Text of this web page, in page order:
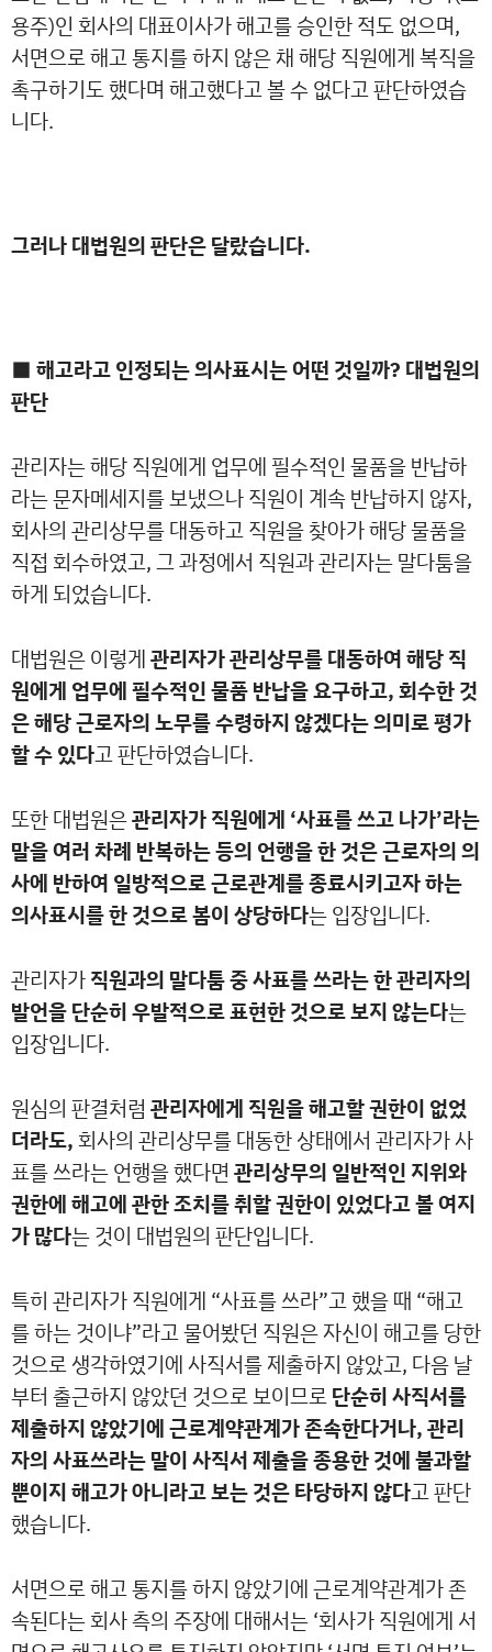
용주)인 회사의 대표이사가 해고를 승인한 적도 없으며,
서면으로 해고 통지를 하지 않은 채 해당 직원에게 복직을
촉구하기도 했다며 해고했다고 볼 수 없다고 판단하였습
니다.
그러나 대법원의 판단은 달랐습니다.
■ 해고라고 인정되는 의사표시는 어떤 것일까? 대법원의
판단
관리자는 해당 직원에게 업무에 필수적인 물품을 반납하
라는 문자메세지를 보냈으나 직원이 계속 반납하지 않자,
회사의 관리상무를 대동하고 직원을 찾아가 해당 물품을
직접 회수하였고, 그 과정에서 직원과 관리자는 말다툼을
하게 되었습니다.
대법원은 이렇게관리자가 관리상무를 대동하여 해당 직
원에게 업무에 필수적인 물품 반납을 요구하고, 회수한 것
은 해당 근로자의 노무를 수령하지 않겠다는 의미로 평가
할 수 있다고 판단하였습니다.
또한 대법원은관리자가 직원에게 ‘사표를 쓰고 나가’라는
말을 여러 차례 반복하는 등의 언행을 한 것은 근로자의 의
사에 반하여 일방적으로 근로관계를 종료시키고자 하는
의사표시를 한 것으로 봄이 상당하다는 입장입니다.
관리자가직원과의 말다툼 중 사표를 쓰라는 한 관리자의
발언을 단순히 우발적으로 표현한 것으로 보지 않는다는
입장입니다.
원심의 판결처럼 관리자에게 직원을 해고할 권한이 없었
더라도, 회사의 관리상무를 대동한 상태에서 관리자가 사
표를 쓰라는 언행을 했다면 관리상무의 일반적인 지위와
권한에 해고에 관한 조치를 취할 권한이 있었다고 볼 여지
가 많다는 것이 대법원의 판단입니다.
특히 관리자가 직원에게 “사표를 쓰라”고 했을 때 “해고
를 하는 것이냐”라고 물어봤던 직원은 자신이 해고를 당한
것으로 생각하였기에 사직서를 제출하지 않았고, 다음 날
부터 출근하지 않았던 것으로 보이므로단순히 사직서를
제출하지 않았기에 근로계약관계가 존속한다거나, 관리
자의 사표쓰라는 말이 사직서 제출을 종용한 것에 불과할
뿐이지 해고가 아니라고 보는 것은 타당하지 않다고 판단
했습니다.
서면으로 해고 통지를 하지 않았기에 근로계약관계가 존
속된다는 회사 측의 주장에 대해서는 ‘회사가 직원에게 서